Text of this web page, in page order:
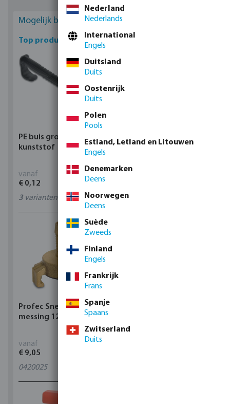
Mogelijk bent u geïnteresseerd
Top producten
PE buis grondklem
kunststof
vanaf
€ 0,12
3 varianten
Profec Kogelkraan
11varianten
Profec Snelkoppeling
messing 12 bar slangtule
vanaf
€ 9,05
0420025
Nederland
Nederlands
International
Engels
Duitsland
Duits
Oostenrijk
Duits
Polen
Pools
Estland, Letland en Litouwen
Engels
Denemarken
Deens
Noorwegen
Deens
Suède
Zweeds
Finland
Engels
Frankrijk
Frans
Spanje
Spaans
Zwitserland
Duits